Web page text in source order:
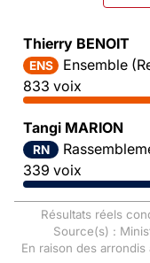
Thierry BENOIT
ENS
Ensemble
833 voix
Tangi MARION
RN
339 voix
Résultats réels
Source(s) :
En raison des